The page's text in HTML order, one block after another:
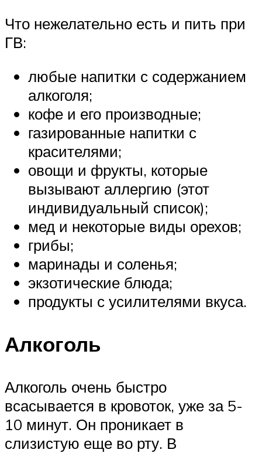
Что нежелательно есть и пить при
ГВ:
любые напитки с содержанием
алкоголя;
кофе и его производные;
газированные напитки с
красителями;
овощи и фрукты, которые
вызывают аллергию (этот
индивидуальный список);
мед и некоторые виды орехов;
грибы;
маринады и соленья;
экзотические блюда;
продукты с усилителями вкуса.
Алкоголь
Алкоголь очень быстро
всасывается в кровоток, уже за 5-
10 минут. Он проникает в
слизистую еще во рту. В